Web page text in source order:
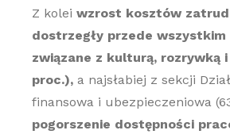
Z kolei wzrost kosztów
dostrzegły przede
związane z kulturą, rozrywką
proc.),a najsłabiej z sekcji
finansowa i ubezpieczeniowa
pogorszenie dostępności